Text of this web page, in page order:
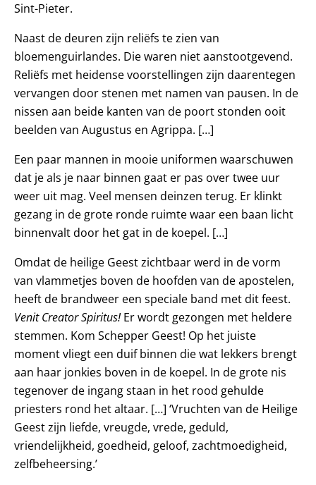
Sint-Pieter.
Naast de deuren zijn reliëfs te zien van
bloemenguirlandes. Die waren niet aanstootgevend.
Reliëfs met heidense voorstellingen zijn daarentegen
vervangen door stenen met namen van pausen. In de
nissen aan beide kanten van de poort stonden ooit
beelden van Augustus en Agrippa. […]
Een paar mannen in mooie uniformen waarschuwen
dat je als je naar binnen gaat er pas over twee uur
weer uit mag. Veel mensen deinzen terug. Er klinkt
gezang in de grote ronde ruimte waar een baan licht
binnenvalt door het gat in de koepel. […]
Omdat de heilige Geest zichtbaar werd in de vorm
van vlammetjes boven de hoofden van de apostelen,
heeft de brandweer een speciale band met dit feest.
Venit Creator Spiritus!Er wordt gezongen met heldere
stemmen. Kom Schepper Geest! Op het juiste
moment vliegt een duif binnen die wat lekkers brengt
aan haar jonkies boven in de koepel. In de grote nis
tegenover de ingang staan in het rood gehulde
priesters rond het altaar. […] ‘Vruchten van de Heilige
Geest zijn liefde, vreugde, vrede, geduld,
vriendelijkheid, goedheid, geloof, zachtmoedigheid,
zelfbeheersing.’